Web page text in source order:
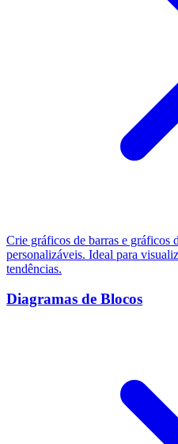
Crie gráficos de barras e gráficos
personalizáveis. Ideal para
tendências.
Diagramas de Blocos